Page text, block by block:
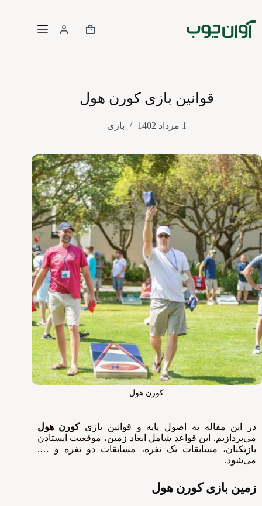
قوانین بازی کورن هول
1 مرداد 1402 بازی
کورن هول
در این مقاله به اصول پایه و قوانین بازیکورن هول
می‌پردازیم. این قواعد شامل ابعاد زمین، موقعیت ایستادن
بازیکنان، مسابقات تک نفره، مسابقات دو نفره و ….
می‌شود.
زمین بازی کورن هول